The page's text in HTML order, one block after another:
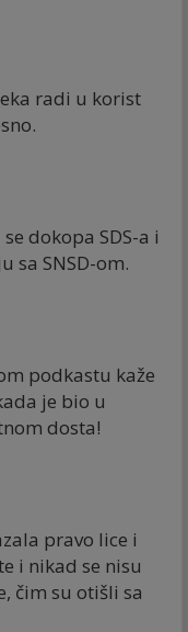
radi u korist
dokopa SDS-a i
sa SNSD-om.
podkastu kaže
je bio u
dosta!
pravo lice i
i nikad se nisu
čim su otišli sa